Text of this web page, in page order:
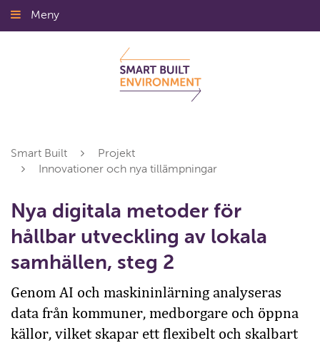
Gå
till
Meny
Smart Built
Projekt
Innovationer och nya tillämpningar
Nya digitala metoder för
hållbar utveckling av lokala
samhällen, steg 2
Genom AI och maskininlärning analyseras
data från kommuner, medborgare och öppna
källor, vilket skapar ett flexibelt och skalbart